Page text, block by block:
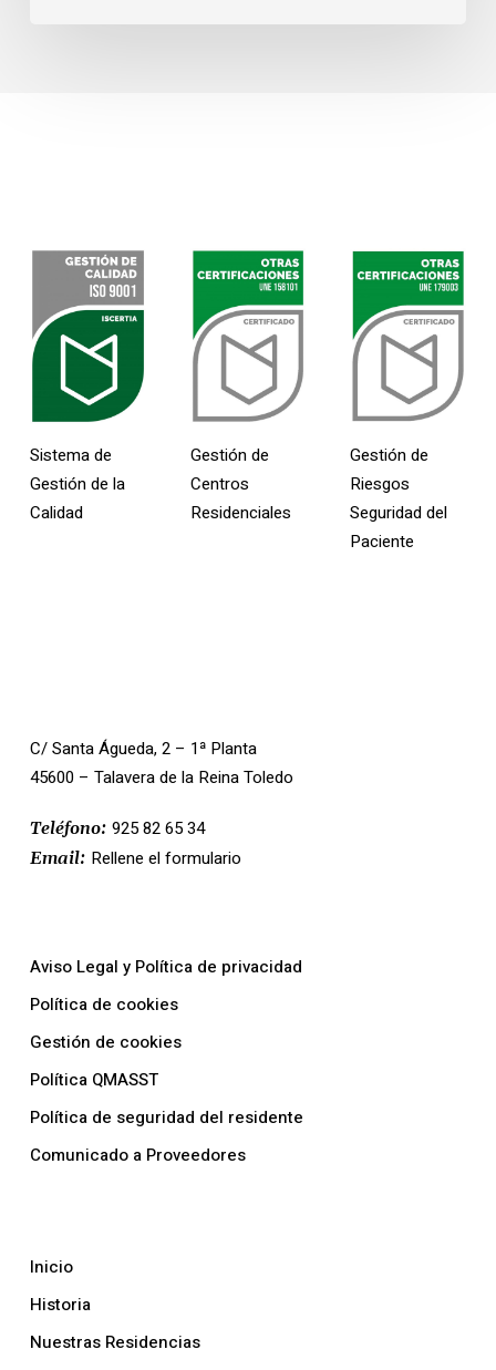
Sistema de
Gestión de la
Calidad
Gestión de
Centros
Residenciales
Gestión de
Riesgos
Seguridad del
Paciente
C/ Santa Águeda, 2 – 1ª Planta
45600 – Talavera de la Reina Toledo
Teléfono: 925 82 65 34
Email: Rellene el formulario
Aviso Legal y Política de privacidad
Política de cookies
Gestión de cookies
Política QMASST
Política de seguridad del residente
Comunicado a Proveedores
Inicio
Historia
Nuestras Residencias